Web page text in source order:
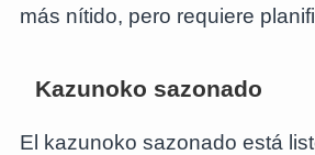
más nítido, pero requiere
Kazunoko sazonado
El kazunoko sazonado está